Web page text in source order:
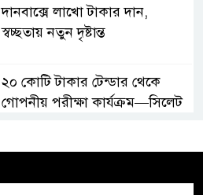
দানবাক্সে লাখো টাকার দান,
স্বচ্ছতায় নতুন দৃষ্টান্ত
২০ কোটি টাকার টেন্ডার থেকে
গোপনীয় পরীক্ষা কার্যক্রম—সিলেট
সিলেটে চিকিৎসকের কিশোর ছেলের